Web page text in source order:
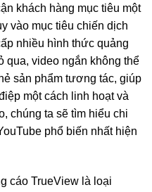
khách hàng mục tiêu một
vào mục tiêu chiến dịch
nhiều hình thức quảng
qua, video ngắn không thể
sản phẩm tương tác, giúp
một cách linh hoạt và
chúng ta sẽ tìm hiểu chi
phổ biến nhất hiện
cáo TrueView là loại